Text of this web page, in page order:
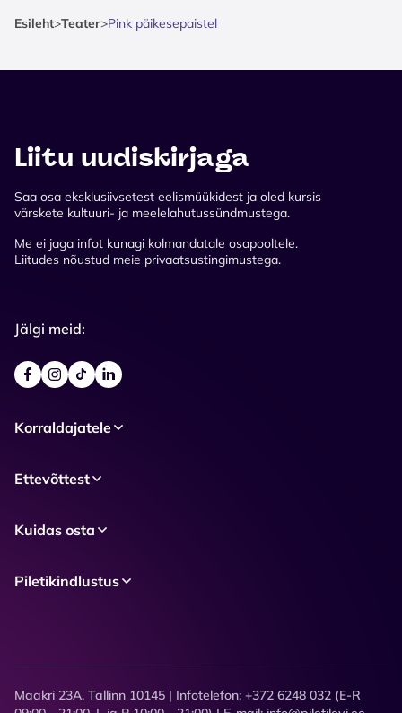
Esileht>Teater>Pink päikesepaistel
Liitu uudiskirjaga
Saa osa eksklusiivsetest eelismüükidest ja oled kursis
värskete kultuuri- ja meelelahutussündmustega.
Me ei jaga infot kunagi kolmandatale osapooltele.
Liitudes nõustud meie privaatsustingimustega.
Jälgi meid:
Korraldajatele
Ettevõttest
Kuidas osta
Piletikindlustus
Maakri 23A, Tallinn 10145 | Infotelefon: +372 6248 032 (E-R